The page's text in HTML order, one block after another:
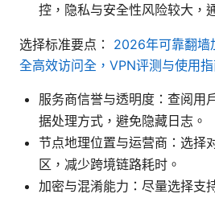
控，隐私与安全性风险较大，
选择标准要点： 2026年可靠翻墙
全高效访问全，VPN评测与使用
服务商信誉与透明度：查阅用
据处理方式，避免隐藏日志。
节点地理位置与运营商：选择
区，减少跨境链路耗时。
加密与混淆能力：尽量选择支